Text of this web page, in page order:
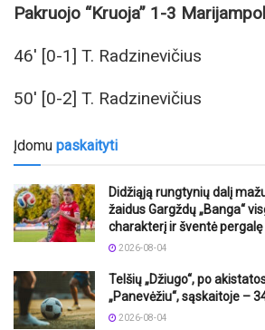
Pakruojo “Kruoja” 1-3
46′ [0-1] T. Radzinevičius
50′ [0-2] T. Radzinevičius
Įdomu paskaityti
Didžiąją rungtynių dalį
žaidus Gargždų „Banga“
charakterį ir šventė pergalę
2026-08-04
Telšių „Džiugo“, po
„Panevėžiu“, sąskaitoje –
2026-08-04